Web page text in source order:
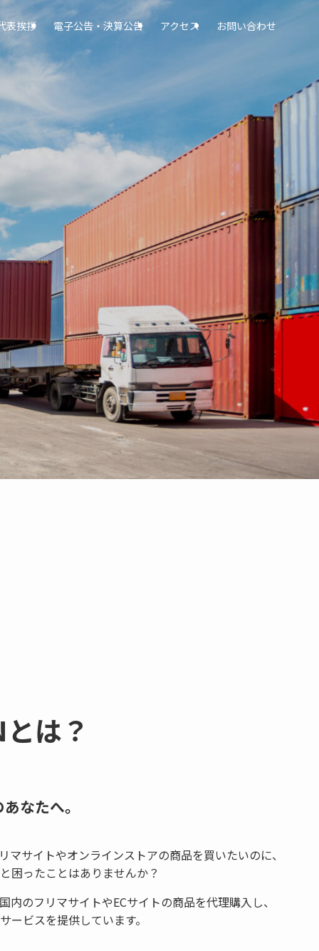
表挨拶 電子公告・決算公告 アクセス お問い合わせ
は？
なたへ。
マサイトやオンラインストアの商品を買いたいのに、
困ったことはありませんか？
内のフリマサイトやECサイトの商品を代理購入し、
ービスを提供しています。